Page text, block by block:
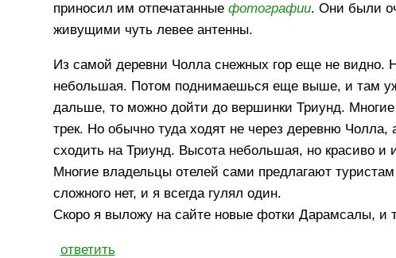
приносил им отпечатанныефотографии. Они были
живущими чуть левее антенны.
Из самой деревни Чолла снежных гор еще не
небольшая. Потом поднимаешься еще выше, и там
дальше, то можно дойти до вершинки Триунд.
трек. Но обычно туда ходят не через деревню
сходить на Триунд. Высота небольшая, но красиво и
Многие владельцы отелей сами предлагают
сложного нет, и я всегда гулял один.
Скоро я выложу на сайте новые фотки Дарамсалы, и
ответить